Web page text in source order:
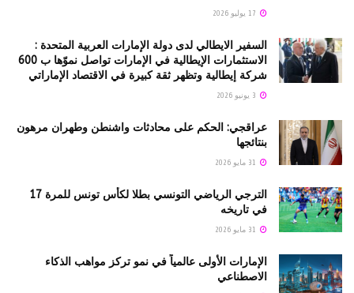
السفير الايطالي لدى دولة الإمارات العربية المتحدة :
الاستثمارات الإيطالية في الإمارات تواصل نموّها ب 600
شركة إيطالية وتظهر ثقة كبيرة في الاقتصاد الإماراتي
عراقجي: الحكم على محادثات واشنطن وطهران مرهون
بنتائجها
الترجي الرياضي التونسي بطلا لكأس تونس للمرة 17
في تاريخه
الإمارات الأولى عالمياً في نمو تركز مواهب الذكاء
الاصطناعي